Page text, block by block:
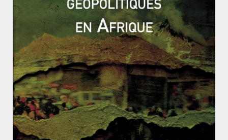
obligés de se garantir face à l’incertitude qui
prédomine dans le système international, et
notamment à cause de l’impossibilité d’identifier avec
certitude les intentions plus ou moins belliqueuses ou
pacifiques des autres Etats. Dans ce contexte, seul le
recours à des moyens de défense jugés suffisants
permet à chaque Etat d’assurer sasurvie.A ce sujet,
Waltz est le premier à énoncer le principe de «self-
help» renvoyant à l’idée que dans un système
anarchique, les unités qui le composent ne peuvent
compter que sur elles-mêmes et sur leurs propres